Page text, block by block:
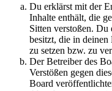
Du erklärst mit der
Inhalte enthält, die
Sitten verstoßen. Du
besitzt, die in
zu setzen bzw. zu
Der Betreiber des
Verstößen gegen
Board